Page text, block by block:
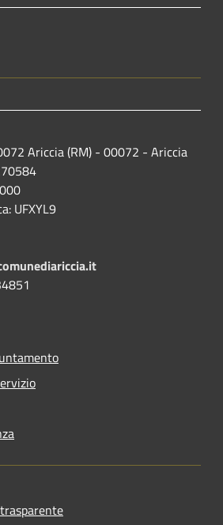
Ariccia (RM) - 00072 - Ariccia
UFXYL9